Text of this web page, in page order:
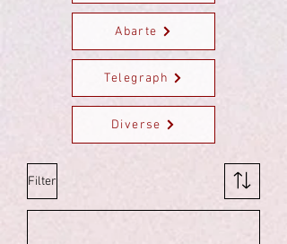
Abarte
Telegraph
Diverse
Filter